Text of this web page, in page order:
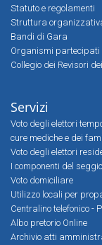
Statuto e regolamenti
Struttura
Bandi di Gara
Organismi partecipati
Collegio dei Revisori
Servizi
Voto degli elettori
cure mediche e dei
Voto degli elettori
I componenti del
Voto domiciliare
Utilizzo locali per
Centralino telefonico -
Albo pretorio Online
Archivio atti